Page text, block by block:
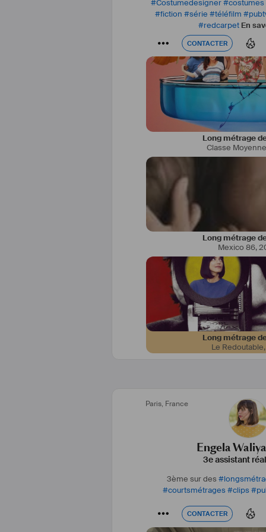
#Costumedesigner#costumes
#fiction #série #téléfilm #
#redcarpet En
CONTACTER
CONTACTER
Long métrage
Classe Moyenne
Long métrage
Mexico 86,
Long métrage
Le Redoutable
Paris, France
Engela
3e assistant
3ème sur des #
#courtsmétrages#clips#
https://www.afar-
CONTACTER
CONTACTER